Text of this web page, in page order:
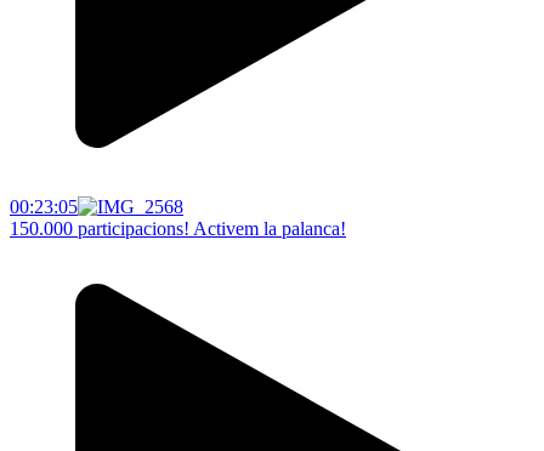
00:23:05
150.000 participacions! Activem la palanca!